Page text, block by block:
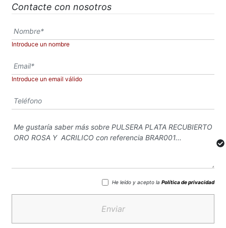
Contacte con nosotros
Introduce un nombre
Introduce un email válido
He leído y acepto la Política de privacidad
Enviar